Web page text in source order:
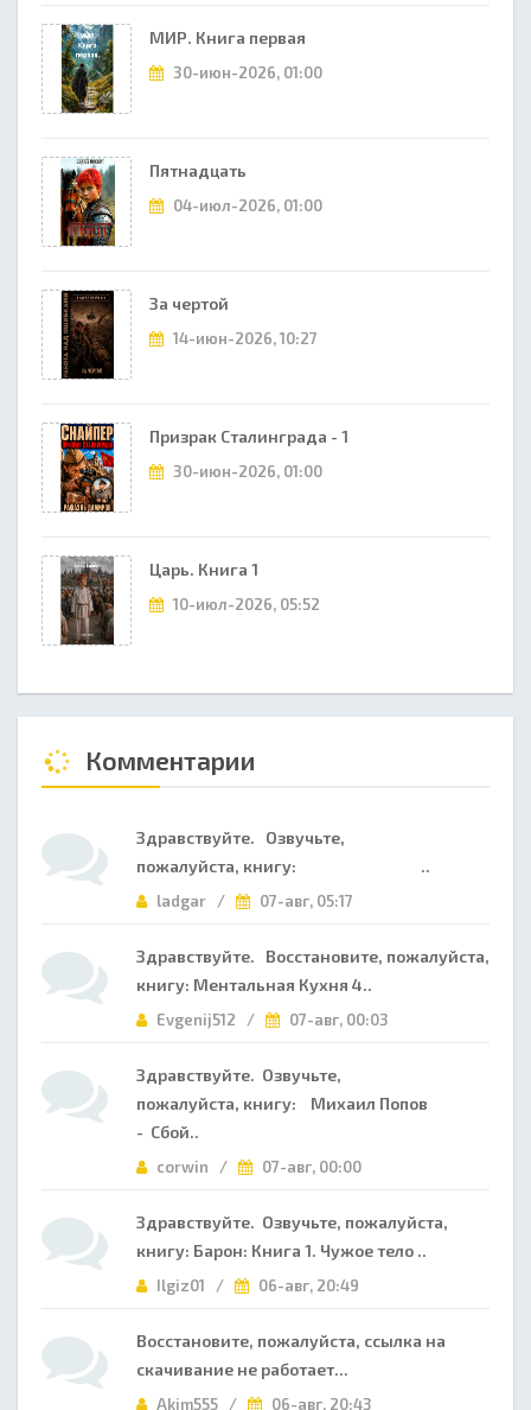
МИР. Книга первая
30-июн-2026, 01:00
Пятнадцать
04-июл-2026, 01:00
За чертой
14-июн-2026, 10:27
Призрак Сталинграда - 1
30-июн-2026, 01:00
Царь. Книга 1
10-июл-2026, 05:52
Комментарии
Здравствуйте. Озвучьте,
пожалуйста, книгу: ..
ladgar / 07-авг, 05:17
Здравствуйте. Восстановите, пожалуйста,
книгу: Ментальная Кухня 4..
Evgenij512 / 07-авг, 00:03
Здравствуйте. Озвучьте,
пожалуйста, книгу: Михаил Попов
- Сбой..
corwin / 07-авг, 00:00
Здравствуйте. Озвучьте, пожалуйста,
книгу: Барон: Книга 1. Чужое тело ..
Ilgiz01 / 06-авг, 20:49
Восстановите, пожалуйста, ссылка на
скачивание не работает...
Akim555 / 06-авг, 20:43